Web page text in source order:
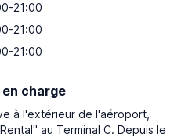
21:00
21:00
21:00
charge
à l'extérieur de l'aéroport,
au Terminal C. Depuis le